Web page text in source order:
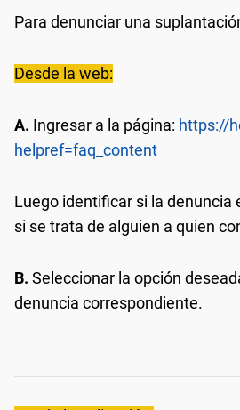
Para denunciar una
Desde la web:
A. Ingresar a la página: https://
helpref=faq_content
Luego identificar si la denuncia
si se trata de alguien a quien
B. Seleccionar la opción
denuncia correspondiente.